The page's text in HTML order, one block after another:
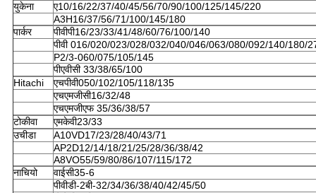
युकेना
ए10/16/22/37/40/45/56/70/90/100/125/145/220
A3H16/37/56/71/100/145/180
पार्कर
पीवीपी16/23/33/41/48/60/76/100/140
पीवी 016/020/023/028/032/040/046/063/080/092/140/180/
P2/3-060/075/105/145
पीएवीसी 33/38/65/100
Hitachi
एचपीवी050/102/105/118/135
एचएमजीसी16/32/48
एचएमजीएफ 35/36/38/57
टोकीवा
एमकेवी23/33
उचीडा
A10VD17/23/28/40/43/71
AP2D12/14/18/21/25/28/36/38/42
A8VO55/59/80/86/107/115/172
नाचियो
वाईसी35-6
पीवीडी-2बी-32/34/36/38/40/42/45/50